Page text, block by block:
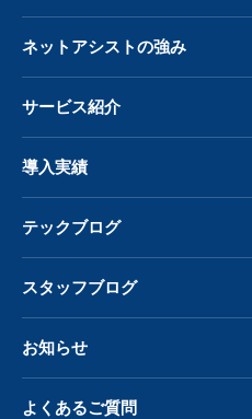
ネットアシストの強み
サービス紹介
導入実績
テックブログ
スタッフブログ
お知らせ
よくあるご質問